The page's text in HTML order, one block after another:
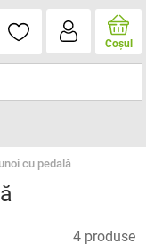
Coşul
cu pedală
4 produse